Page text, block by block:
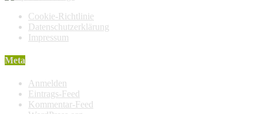
Cookie-Richtlinie
Datenschutzerklärung
Impressum
Meta
Anmelden
Eintrags-Feed
Kommentar-Feed